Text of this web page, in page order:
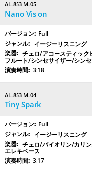
AL-853 M-05
Nano Vision
Full
イージーリスニング
チェロ/アコースティッ
フルート/シンセサイザー/シン
3:18
AL-853 M-04
Tiny Spark
Full
イージーリスニング
チェロ/バイオリン/カリ
エレキベース
3:17